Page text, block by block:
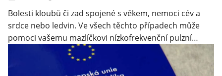
Bolesti kloubů či zad spojené s věkem, nemoci cév a
srdce nebo ledvin. Ve všech těchto případech může
pomoci vašemu mazlíčkovi nízkofrekvenční pulzní
magnetoterapie.